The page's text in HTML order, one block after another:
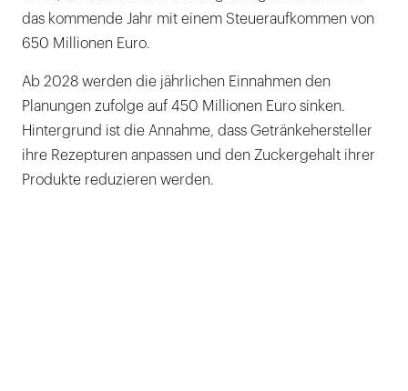
das kommende Jahr mit einem Steueraufkommen von
650 Millionen Euro.
Ab 2028 werden die jährlichen Einnahmen den
Planungen zufolge auf 450 Millionen Euro sinken.
Hintergrund ist die Annahme, dass Getränkehersteller
ihre Rezepturen anpassen und den Zuckergehalt ihrer
Produkte reduzieren werden.